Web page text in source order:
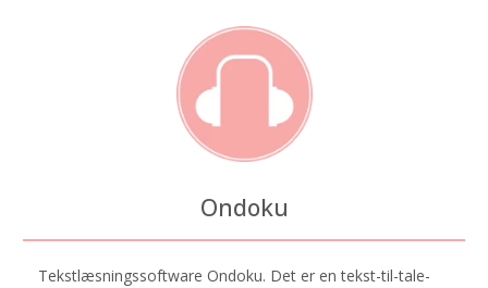
Ondoku
Tekstlæsningssoftware Ondoku. Det er en tekst-til-tale-